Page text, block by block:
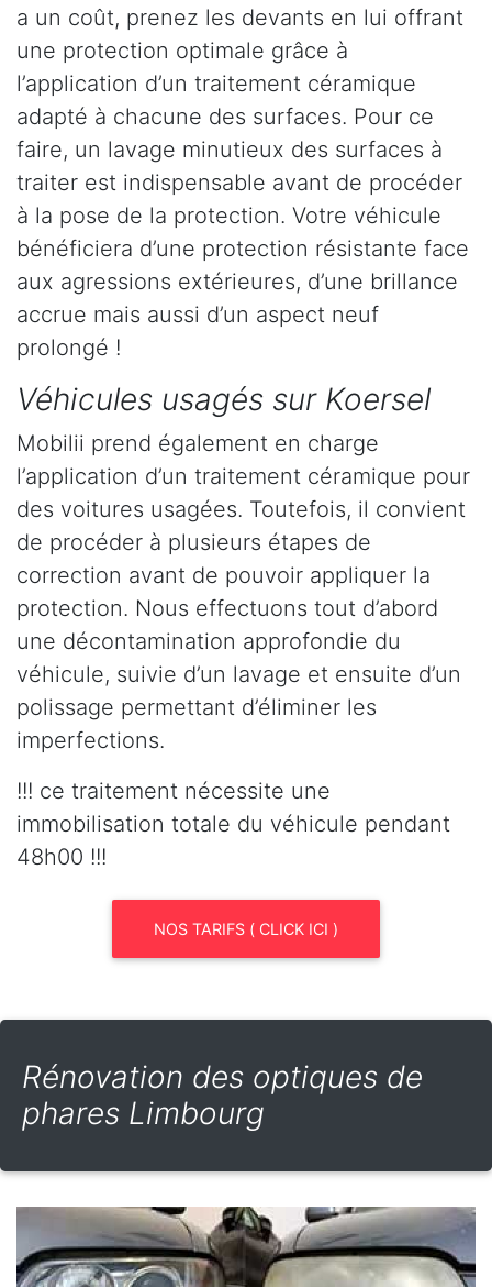
a un coût, prenez les devants en lui offrant
une protection optimale grâce à
l’application d’un traitement céramique
adapté à chacune des surfaces. Pour ce
faire, un lavage minutieux des surfaces à
traiter est indispensable avant de procéder
à la pose de la protection. Votre véhicule
bénéficiera d’une protection résistante face
aux agressions extérieures, d’une brillance
accrue mais aussi d’un aspect neuf
prolongé !
Véhicules usagés sur Koersel
Mobilii prend également en charge
l’application d’un traitement céramique pour
des voitures usagées. Toutefois, il convient
de procéder à plusieurs étapes de
correction avant de pouvoir appliquer la
protection. Nous effectuons tout d’abord
une décontamination approfondie du
véhicule, suivie d’un lavage et ensuite d’un
polissage permettant d’éliminer les
imperfections.
!!! ce traitement nécessite une
immobilisation totale du véhicule pendant
48h00 !!!
NOS TARIFS ( CLICK ICI )
Rénovation des optiques de
phares Limbourg